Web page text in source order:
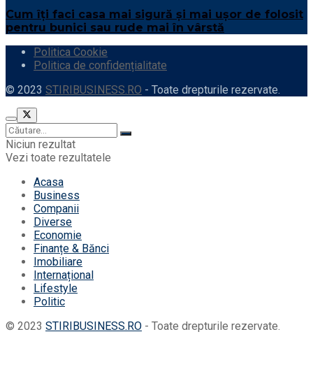
Cum îți faci casa mai sigură și mai ușor de folosit
pentru bunici sau rude mai în vârstă
Politica Cookie
Politica de confidențialitate
© 2023 STIRIBUSINESS.RO - Toate drepturile rezervate.
Niciun rezultat
Vezi toate rezultatele
Acasa
Business
Companii
Diverse
Economie
Finanțe & Bănci
Imobiliare
Internațional
Lifestyle
Politic
© 2023 STIRIBUSINESS.RO - Toate drepturile rezervate.